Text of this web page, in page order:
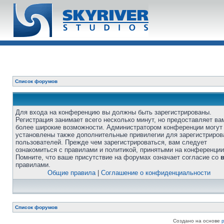
Список форумов
Для входа на конференцию вы должны быть зарегистрированы.
Регистрация занимает всего несколько минут, но предоставляет
более широкие возможности. Администратором конференции
установлены также дополнительные привилегии для
пользователей. Прежде чем зарегистрироваться, вам следует
ознакомиться с правилами и политикой, принятыми на
Помните, что ваше присутствие на форумах означает согласие со
правилами.
Общие правила| Соглашение о конфиденциальности
Список форумов
Создано на основе